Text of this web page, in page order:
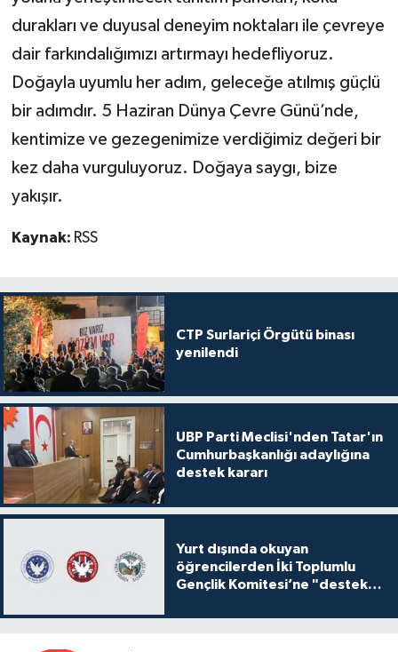
durakları ve duyusal deneyim noktaları ile çevreye
dair farkındalığımızı artırmayı hedefliyoruz.
Doğayla uyumlu her adım, geleceğe atılmış güçlü
bir adımdır. 5 Haziran Dünya Çevre Günü’nde,
kentimize ve gezegenimize verdiğimiz değeri bir
kez daha vurguluyoruz. Doğaya saygı, bize
yakışır.
Kaynak: RSS
CTP Surlariçi Örgütü binası
yenilendi
UBP Parti Meclisi'nden Tatar'ın
Cumhurbaşkanlığı adaylığına
destek kararı
Yurt dışında okuyan
öğrencilerden İki Toplumlu
Gençlik Komitesi’ne "destek